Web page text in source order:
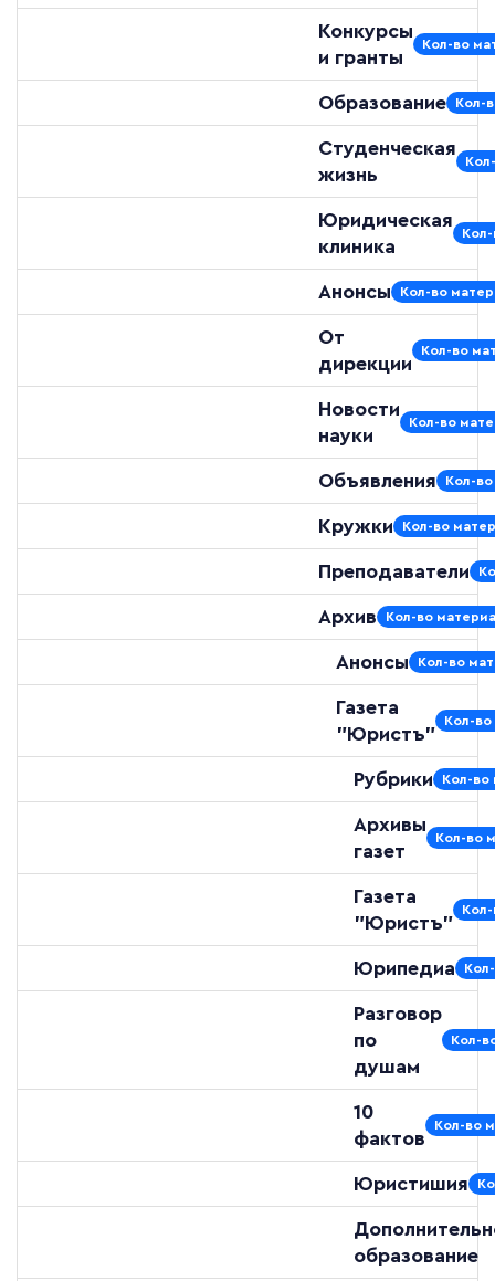
Конкурсы
и гранты
Кол-во
Образование Кол-
Студенческая
жизнь
Юридическая
клиника
Кол-
Анонсы Кол-во
От
дирекции
Кол-во
Новости
науки
Кол-во
Объявления Кол-во
Кружки Кол-во
Преподаватели
Архив Кол-во
Анонсы Кол-во
Газета
"Юристъ"
Кол-во
Рубрики Кол-во
Архивы
газет
Кол-во
Газета
"Юристъ"
Юрипедиа
Разговор
по
душам
Кол-
10
фактов
Кол-во
Юристишия
образование